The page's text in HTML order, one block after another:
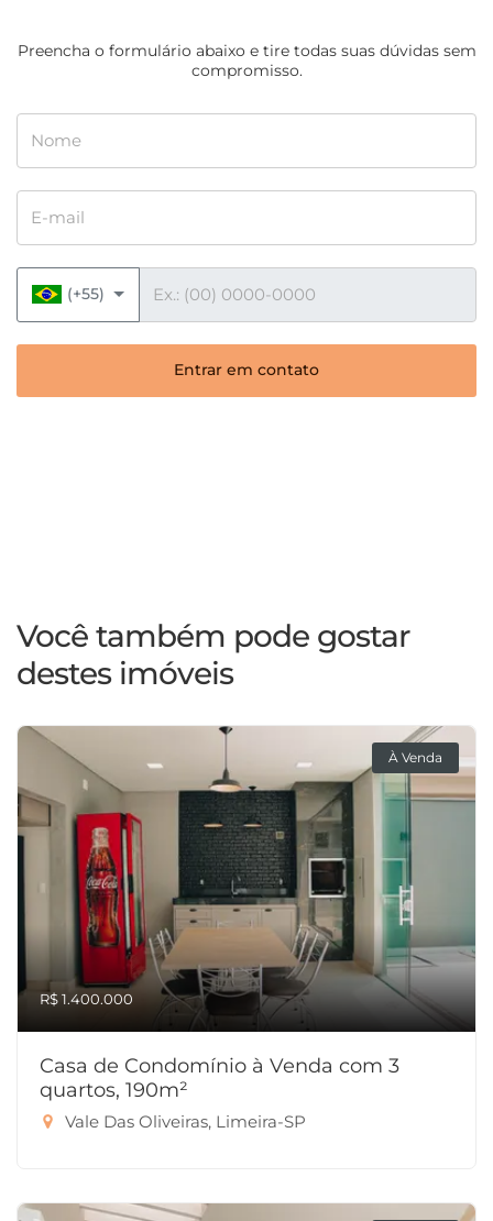
Preencha o formulário abaixo e tire todas suas dúvidas sem
compromisso.
(+55)
Entrar em contato
Você também pode gostar
destes imóveis
À Venda
R$ 1.400.000
Casa de Condomínio à Venda com 3
quartos, 190m²
Vale Das Oliveiras, Limeira-SP